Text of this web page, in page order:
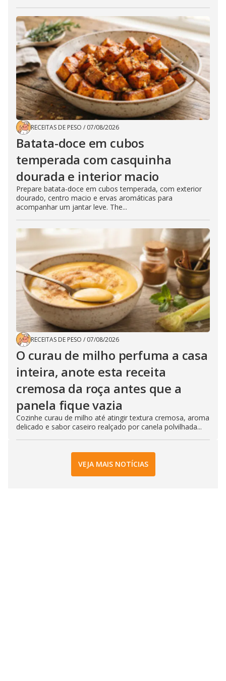
RECEITAS DE PESO / 07/08/2026
Batata-doce em cubos
temperada com casquinha
dourada e interior macio
Prepare batata-doce em cubos temperada, com exterior
dourado, centro macio e ervas aromáticas para
acompanhar um jantar leve. The...
RECEITAS DE PESO / 07/08/2026
O curau de milho perfuma a casa
inteira, anote esta receita
cremosa da roça antes que a
panela fique vazia
Cozinhe curau de milho até atingir textura cremosa, aroma
delicado e sabor caseiro realçado por canela polvilhada...
VEJA MAIS NOTÍCIAS